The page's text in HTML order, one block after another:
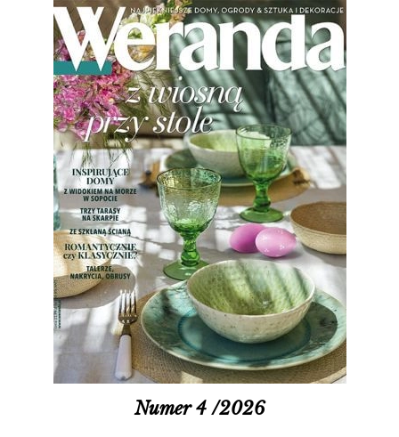
Numer 4 /2026